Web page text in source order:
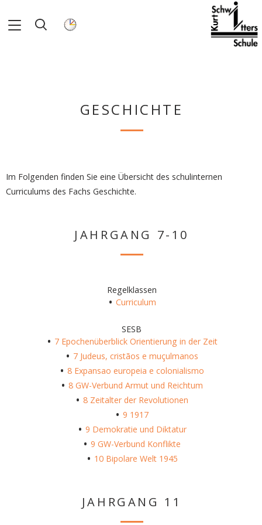
GESCHICHTE
Im Folgenden finden Sie eine Übersicht des schulinternen
Curriculums des Fachs Geschichte.
JAHRGANG 7-10
Regelklassen
Curriculum
SESB
7 Epochenüberblick Orientierung in der Zeit
7 Judeus, cristãos e muçulmanos
8 Expansao europeia e colonialismo
8 GW-Verbund Armut und Reichtum
8 Zeitalter der Revolutionen
9 1917
9 Demokratie und Diktatur
9 GW-Verbund Konflikte
10 Bipolare Welt 1945
JAHRGANG 11